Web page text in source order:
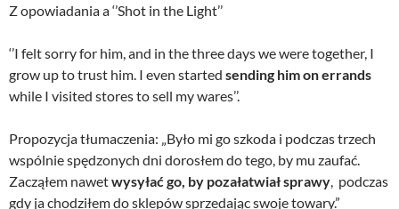
Z opowiadania a ‘’Shot in the Light’’
‘’I felt sorry for him, and in the three days we were together, I
grow up to trust him. I even started sending him on errands
while I visited stores to sell my wares’’.
Propozycja tłumaczenia: „Było mi go szkoda i podczas trzech
wspólnie spędzonych dni dorosłem do tego, by mu zaufać.
Zacząłem nawetwysyłać go, by pozałatwiał sprawy, podczas
gdy ja chodziłem do sklepów sprzedając swoje towary.”